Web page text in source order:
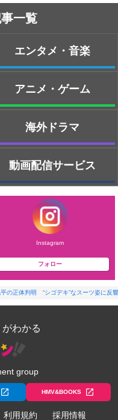
一覧
エンタメ・音楽
アニメ・ゲーム
海外ドラマ
動画配信サービス
Instagram
フォロー
平の正体判明 “シゴデキ”なスーツ姿に反
わかる
group
HMV&BOOKS
利用規約 採用情報